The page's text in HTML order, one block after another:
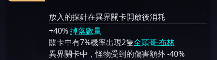
放入的探針在異界關卡開啟後消耗
+40%掉落數量
關卡中有7%機率出現2隻全頭哥·布林
異界關卡中，怪物受到的傷害額外 -40%